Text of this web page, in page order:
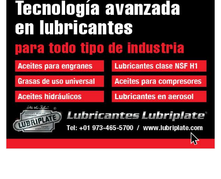
gestión ambiental.
Aplicar al Requerimiento
Empresa en Jalisco
Requiere:
ALAMBRE DE INCONEL
Especificaciones:
Requisitos: Garantizar composición
química y origen adecuados
(especialmente para grafito) y